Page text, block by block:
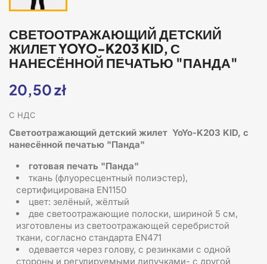
СВЕТООТРАЖАЮЩИЙ ДЕТСКИЙ
ЖИЛЕТ YOYO-K203 KID, С
НАНЕСЁННОЙ ПЕЧАТЬЮ "ПАНДА"
20,50 zł
С НДС
Светоотражающий детский жилет YoYo-K203 KID, с
нанесённой печатью "Панда"
готовая печать "Панда"
ткань (флуоресцентный полиэстер),
сертифицирована EN1150
цвет: зелёный, жёлтый
две светоотражающие полоски, шириной 5 см,
изготовлены из светоотражающей серебристой
ткани, согласно стандарта EN471
одевается через голову, с резинками с одной
стороны и регулируемыми липучками- с другой